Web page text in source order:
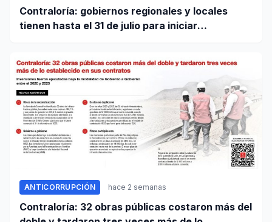
Contraloría: gobiernos regionales y locales
tienen hasta el 31 de julio para iniciar
ANTICORRUPCIÓN hace 2 semanas
Contraloría: 32 obras públicas costaron más del